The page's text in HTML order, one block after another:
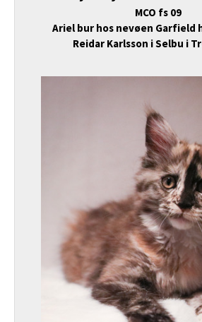
MCO fs 09
Ariel bur hos nevøen Garfield
Reidar Karlsson i Selbu i